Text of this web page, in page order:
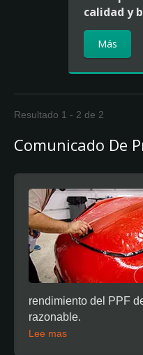
calidad y
Más
Resultado 1 - 2 de 2
Comunicado De
rendimiento del PPF
razonable.
Lee mas